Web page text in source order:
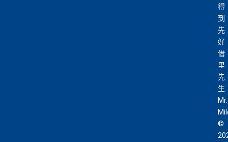
得
到
先
好
借
里
先
生
Mr.
©